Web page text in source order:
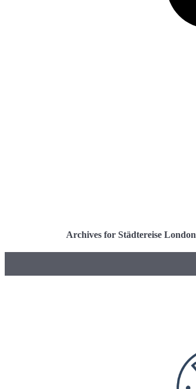
Archives for Städtereise London